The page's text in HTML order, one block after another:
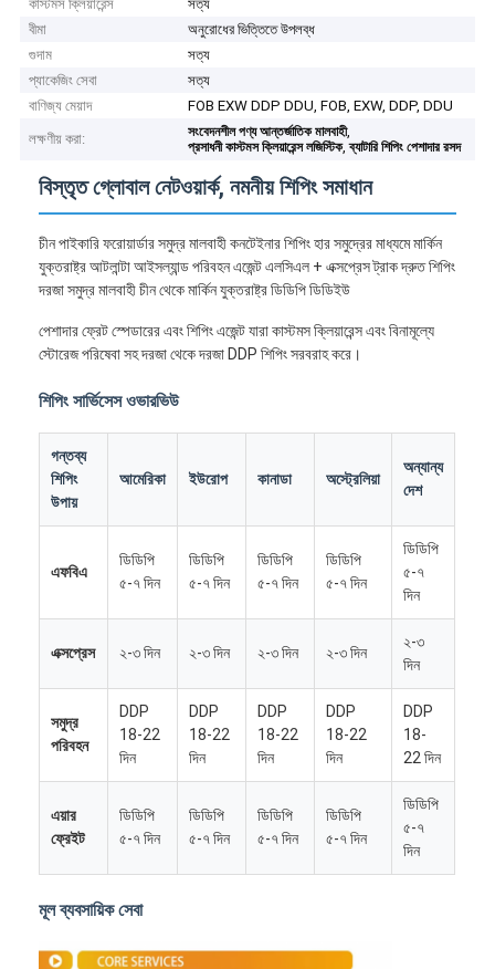
কাস্টমস ক্লিয়ারেন্স
সত্য
বীমা
অনুরোধের ভিত্তিতে উপলব্ধ
গুদাম
সত্য
প্যাকেজিং সেবা
সত্য
বাণিজ্য মেয়াদ
FOB EXW DDP DDU, FOB, EXW, DDP, DDU
লক্ষণীয় করা:
সংবেদনশীল পণ্য আন্তর্জাতিক মালবাহী,
প্রসাধনী কাস্টমস ক্লিয়ারেন্স লজিস্টিক,ব্যাটারি শিপিং পেশাদার রসদ
বিস্তৃত গ্লোবাল নেটওয়ার্ক, নমনীয় শিপিং সমাধান
চীন পাইকারি ফরোয়ার্ডার সমুদ্র মালবাহী কনটেইনার শিপিং হার সমুদ্রের মাধ্যমে মার্কিন
যুক্তরাষ্ট্র আটলান্টা আইসল্যান্ড পরিবহন এজেন্ট এলসিএল + এক্সপ্রেস ট্রাক দ্রুত শিপিং
দরজা সমুদ্র মালবাহী চীন থেকে মার্কিন যুক্তরাষ্ট্র ডিডিপি ডিডিইউ
পেশাদার ফ্রেট স্পেডারের এবং শিপিং এজেন্ট যারা কাস্টমস ক্লিয়ারেন্স এবং বিনামূল্যে
স্টোরেজ পরিষেবা সহ দরজা থেকে দরজা DDP শিপিং সরবরাহ করে।
শিপিং সার্ভিসেস ওভারভিউ
গন্তব্য
শিপিং
উপায়
আমেরিকা ইউরোপ কানাডা অস্ট্রেলিয়া
অন্যান্য
দেশ
এফবিএ
ডিডিপি
৫-৭ দিন
ডিডিপি
৫-৭ দিন
ডিডিপি
৫-৭ দিন
ডিডিপি
৫-৭ দিন
ডিডিপি
৫-৭
দিন
এক্সপ্রেস ২-৩ দিন ২-৩ দিন ২-৩ দিন ২-৩ দিন
২-৩
দিন
সমুদ্র
পরিবহন
DDP
18-22
দিন
DDP
18-22
দিন
DDP
18-22
দিন
DDP
18-22
দিন
DDP
18-
22 দিন
এয়ার
ফ্রেইট
ডিডিপি
৫-৭ দিন
ডিডিপি
৫-৭ দিন
ডিডিপি
৫-৭ দিন
ডিডিপি
৫-৭ দিন
ডিডিপি
৫-৭
দিন
মূল ব্যবসায়িক সেবা